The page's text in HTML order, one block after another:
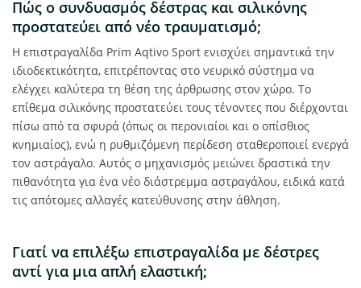
Πώς ο συνδυασμός δέστρας και σιλικόνης
προστατεύει από νέο τραυματισμό;
Η επιστραγαλίδα Prim Aqtivo Sport ενισχύει σημαντικά την
ιδιοδεκτικότητα, επιτρέποντας στο νευρικό σύστημα να
ελέγχει καλύτερα τη θέση της άρθρωσης στον χώρο. Το
επίθεμα σιλικόνης προστατεύει τους τένοντες που διέρχονται
πίσω από τα σφυρά (όπως οι περονιαίοι και ο οπίσθιος
κνημιαίος), ενώ η ρυθμιζόμενη περίδεση σταθεροποιεί ενεργά
τον αστράγαλο. Αυτός ο μηχανισμός μειώνει δραστικά την
πιθανότητα για ένα νέο διάστρεμμα αστραγάλου, ειδικά κατά
τις απότομες αλλαγές κατεύθυνσης στην άθληση.
Γιατί να επιλέξω επιστραγαλίδα με δέστρες
αντί για μια απλή ελαστική;